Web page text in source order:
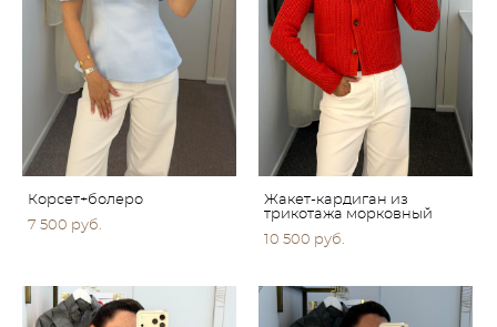
Корсет+болеро
7 500 pуб.
Жакет-кардиган из
трикотажа морковный
10 500 pуб.